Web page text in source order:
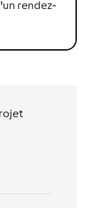
rendez-